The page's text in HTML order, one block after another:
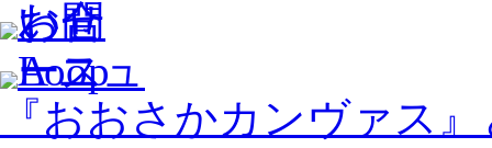
『おおさかカンヴァス